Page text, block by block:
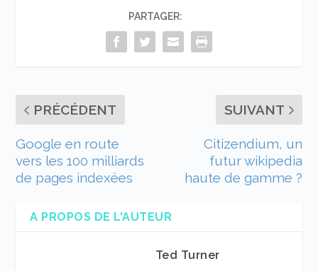
PARTAGER:
PRÉCÉDENT
Google en route
vers les 100 milliards
de pages indexées
SUIVANT
Citizendium, un
futur wikipedia
haute de gamme ?
A PROPOS DE L'AUTEUR
Ted Turner